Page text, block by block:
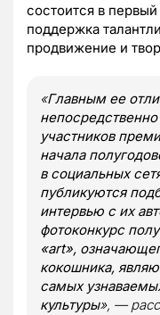
состоится в
поддержка
продвижение и
«Главным ее
участников
начала
в социальных
публикуются
интервью с их
фотоконкурс
«art»,
кокошника,
самых
культуры», —